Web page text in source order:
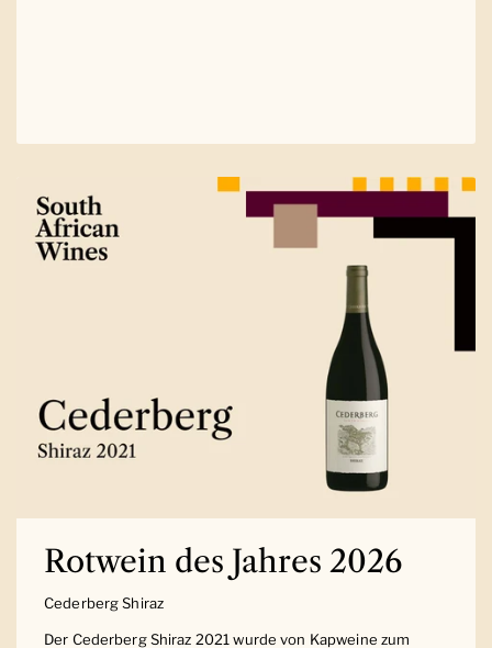
Rotwein des Jahres 2026
Cederberg Shiraz
Der Cederberg Shiraz 2021 wurde von Kapweine zum